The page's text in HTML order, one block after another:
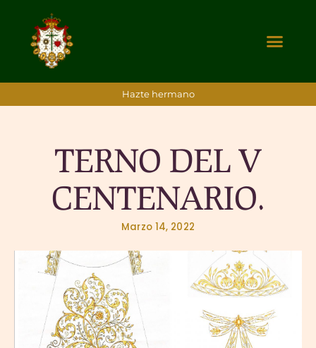
Hazte hermano
TERNO DEL V
CENTENARIO.
Marzo 14, 2022